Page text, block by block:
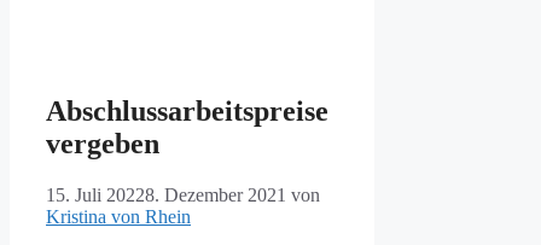
Abschlussarbeitspreise
vergeben
15. Juli 20228. Dezember 2021 von
Kristina von Rhein